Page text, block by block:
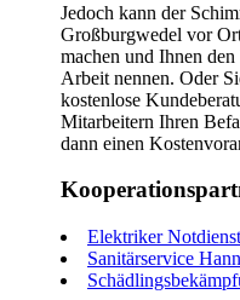
Jedoch kann der
Großburgwedel vor
machen und Ihnen
Arbeit nennen. Oder
kostenlose
Mitarbeitern Ihren
dann einen
Elektriker
Sanitärservice